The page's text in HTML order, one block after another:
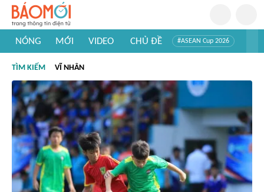
NÓNG MỚI VIDEO CHỦ ĐỀ #ASEAN Cup 2026
#Khám phá thế giới
TÌM KIẾM VĨ NHÂN